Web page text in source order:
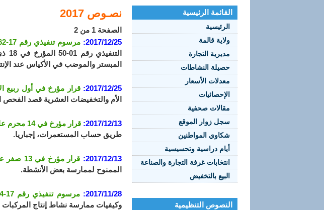
القائمة الرئيسية
الرئيسية
ولاية قالمة
مديرية التجارة
حصيلة النشاطات
معدلات الأسعار
الإحصائيات
مقالات صحفية
سجل زوار الموقع
شكاوي المواطنين
أيام دراسية وتحسيسية
انتخابات غرفة التجارة والصناعة
البيع بالتخفيض
النصوص التنظيمية
نصـوص 2017
الصفحة 1 من 2
2017/12/25: مرسوم تنفيذي رقم 17-362 مؤرخ في 6 ربيع الثاني عام 1439 الموافق 25 ديسمبر سنة 2017
المبستر والموضب في الأكياس عند
2017/12/25: قرار مؤرخ في أول ربيع الأول عام 1439 الموافق
الأم والتخفيضات العشرية قصد الفحص
2017/12/13: قرار مؤرخ في 14 محرم عام 1439 الموافق 5 أكتوبر سنة 2017
طريق حساب المستعمرات، إجباريا.
2017/12/13: قرار مؤرخ في 13 صفر عام 1439 الموافق 2 نوفمبر سنة 2017
الممنوح لممارسة بعض الأنشطة.
2017/11/28: مرسوم تنفيذي رقم 17-344 مؤرخ في 9 ربيع الأول عام 1439 الموافق 28 نوفمبر سنة 2017
وكيفيات ممارسة نشاط إنتاج المركبات